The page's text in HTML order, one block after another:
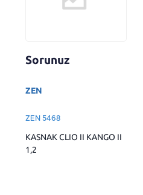
Sorunuz
ZEN
ZEN 5468
KASNAK CLIO II KANGO II
1,2